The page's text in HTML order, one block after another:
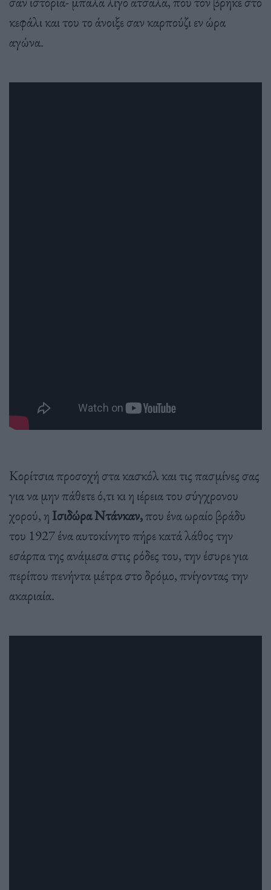
κεφάλι και του το άνοιξε σαν καρπούζι εν ώρα
αγώνα.
Κορίτσια προσοχή στα κασκόλ και τις πασμίνες σας
για να μην πάθετε ό,τι κι η ιέρεια του σύγχρονου
χορού, ηΙσιδώρα Ντάνκαν,που ένα ωραίο βράδυ
του 1927 ένα αυτοκίνητο πήρε κατά λάθος την
εσάρπα της ανάμεσα στις ρόδες του, την έσυρε για
περίπου πενήντα μέτρα στο δρόμο, πνίγοντας την
ακαριαία.